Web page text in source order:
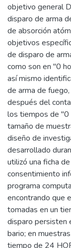
objetivo general
disparo de arma
de absorción
objetivos
de disparo de
como son en "0
así mismo
de arma de
después del
los tiempos de "0
tamaño de
diseño de
desarrollado
utilizó una ficha
consentimiento
programa
encontrando que
tomadas en un
disparo persisten
bario; en
tiempo de 24